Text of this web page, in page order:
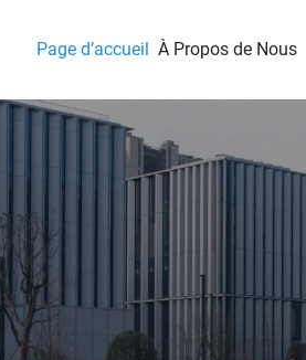
Page d’accueil À Propos de Nous